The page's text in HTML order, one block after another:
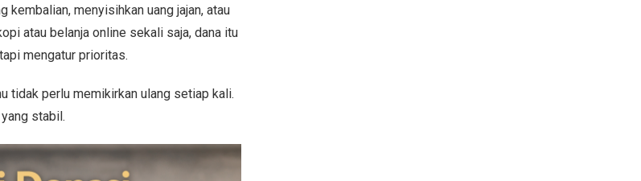
kembalian, menyisihkan uang jajan, atau
atau belanja online sekali saja, dana itu
mengatur prioritas.
tidak perlu memikirkan ulang setiap kali.
stabil.